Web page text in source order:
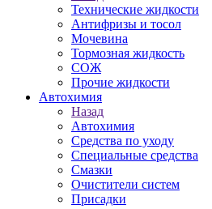
Технические жидкости
Антифризы и тосол
Мочевина
Тормозная жидкость
СОЖ
Прочие жидкости
Автохимия
Назад
Автохимия
Средства по уходу
Специальные средства
Смазки
Очистители систем
Присадки